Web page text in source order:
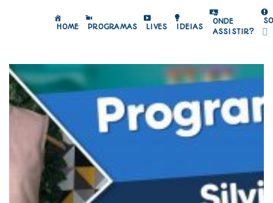
HOME PROGRAMAS LIVES IDEIAS
ONDE
ASSISTIR?